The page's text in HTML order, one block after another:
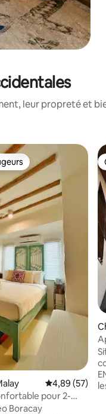
leur propreté et
de 6 commentaires :
Évaluation
4,89 (57)
pour 2-
1 White Beach
Boracay